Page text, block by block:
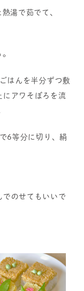
湯で茹でて、
はんを半分ずつ敷
にアワそぼろを流
6等分に切り、絹
でのせてもいいで